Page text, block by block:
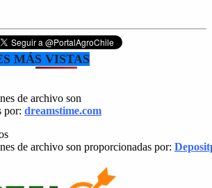
MÁS VISTAS
de archivo son
por: dreamstime.com
de archivo son proporcionadas por: